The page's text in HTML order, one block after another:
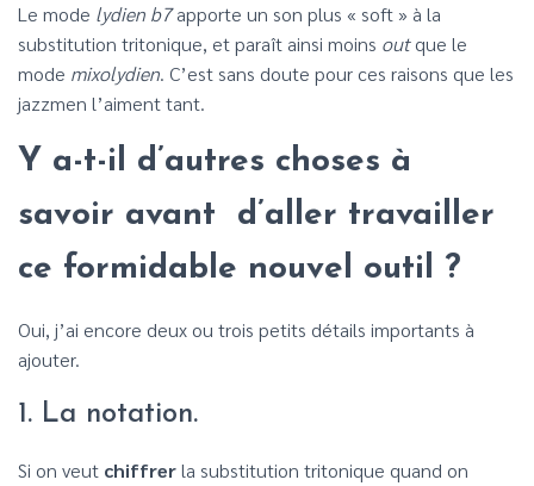
Le mode lydien b7apporte un son plus « soft » à la
substitution tritonique, et paraît ainsi moins outque le
mode mixolydien. C’est sans doute pour ces raisons que les
jazzmen l’aiment tant.
Y a-t-il d’autres choses à
savoir avant d’aller travailler
ce formidable nouvel outil ?
Oui, j’ai encore deux ou trois petits détails importants à
ajouter.
1. La notation.
Si on veut chiffrerla substitution tritonique quand on